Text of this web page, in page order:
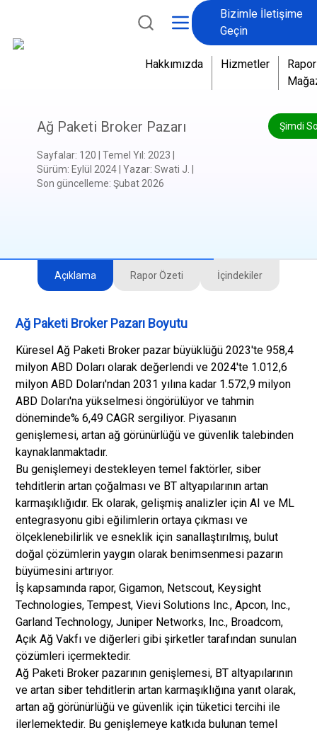
Bizimle İletişime
Geçin
Hakkımızda Hizmetler
Rapor
Şimdi
Ağ Paketi Broker Pazarı
Sayfalar: 120 Temel Yıl : 2023
Sürüm: Eylül 2024| Yazar: Swati J.
Son güncelleme: Şubat 2026
Açıklama Rapor Özeti İçindekiler
Ağ Paketi Broker Pazarı Boyutu
Küresel Ağ Paketi Broker pazar büyüklüğü 2023'te 958,4
milyon ABD Doları olarak değerlendi ve 2024'te 1.012,6
milyon ABD Doları'ndan 2031 yılına kadar 1.572,9 milyon
ABD Doları'na yükselmesi öngörülüyor ve tahmin
döneminde% 6,49 CAGR sergiliyor. Piyasanın
genişlemesi, artan ağ görünürlüğü ve güvenlik talebinden
kaynaklanmaktadır.
Bu genişlemeyi destekleyen temel faktörler, siber
tehditlerin artan çoğalması ve BT altyapılarının artan
karmaşıklığıdır. Ek olarak, gelişmiş analizler için AI ve ML
entegrasyonu gibi eğilimlerin ortaya çıkması ve
ölçeklenebilirlik ve esneklik için sanallaştırılmış, bulut
doğal çözümlerin yaygın olarak benimsenmesi pazarın
büyümesini artırıyor.
İş kapsamında rapor, Gigamon, Netscout, Keysight
Technologies, Tempest, Vievi Solutions Inc., Apcon, Inc.,
Garland Technology, Juniper Networks, Inc., Broadcom,
Açık Ağ Vakfı ve diğerleri gibi şirketler tarafından sunulan
çözümleri içermektedir.
Ağ Paketi Broker pazarının genişlemesi, BT altyapılarının
ve artan siber tehditlerin artan karmaşıklığına yanıt olarak,
artan ağ görünürlüğü ve güvenlik için tüketici tercihi ile
ilerlemektedir. Bu genişlemeye katkıda bulunan temel